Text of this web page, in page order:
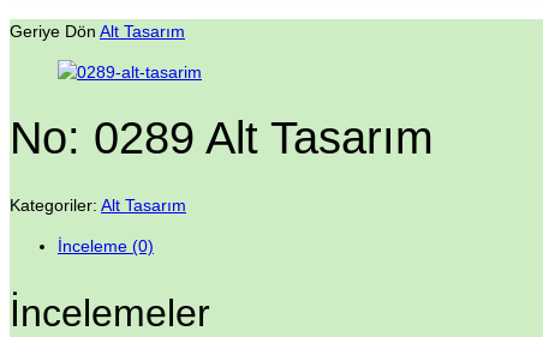
Geriye Dön Alt Tasarım
No: 0289 Alt Tasarım
Kategoriler: Alt Tasarım
İnceleme (0)
İncelemeler